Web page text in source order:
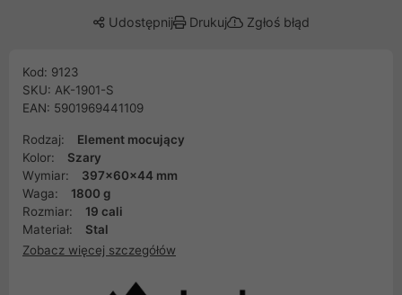
Udostępnij Drukuj Zgłoś błąd
Kod: 9123
SKU: AK-1901-S
EAN: 5901969441109
Rodzaj:
Element mocujący
Kolor:
Szary
Wymiar:
397x60x44 mm
Waga:
1800 g
Rozmiar:
19 cali
Materiał:
Stal
Zobacz więcej szczegółów